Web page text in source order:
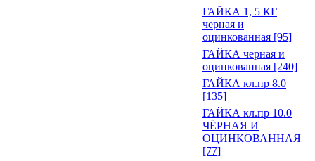
ГАЙКА 1, 5 КГ
черная и
оцинкованная [95]
ГАЙКА черная и
оцинкованная [240]
ГАЙКА кл.пр 8.0
[135]
ГАЙКА кл.пр 10.0
ЧЁРНАЯ И
ОЦИНКОВАННАЯ
[77]